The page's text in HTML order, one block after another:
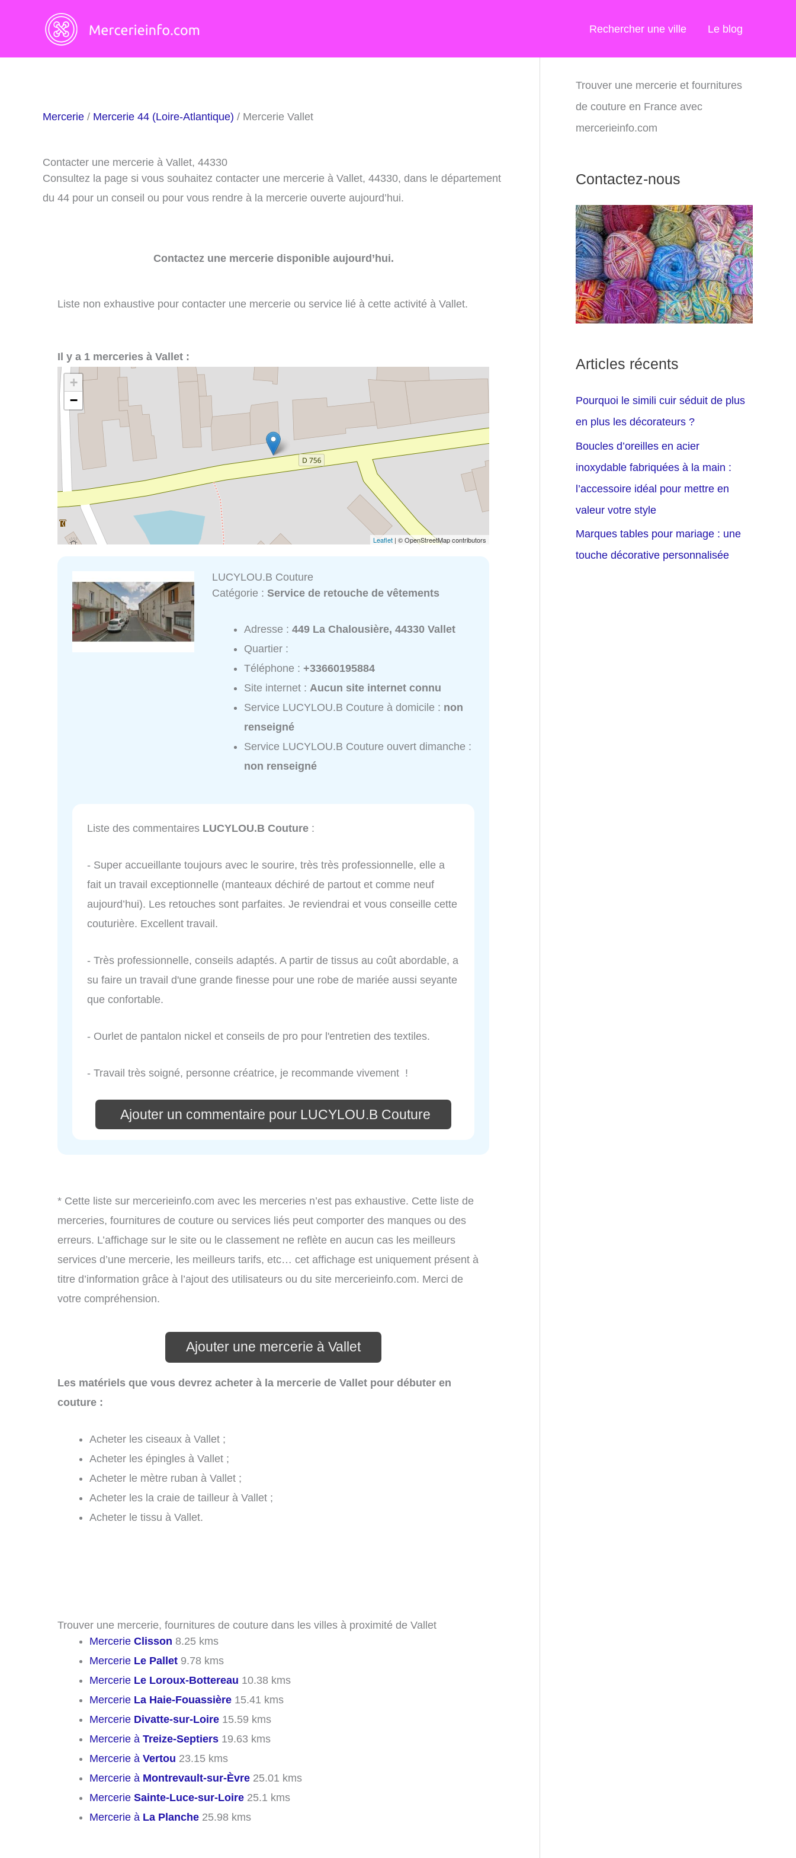
Rechercher une ville Le blog
Mercerie / Mercerie 44 (Loire-Atlantique) / Mercerie Vallet
Contacter une mercerie à Vallet, 44330
Consultez la page si vous souhaitez contacter une mercerie à Vallet, 44330, dans le département
du 44 pour un conseil ou pour vous rendre à la mercerie ouverte aujourd’hui.
Contactez une mercerie disponible aujourd’hui.
Liste non exhaustive pour contacter une mercerie ou service lié à cette activité à Vallet.
Il y a 1 merceries à Vallet :
+
−
Leaflet | © OpenStreetMap contributors
LUCYLOU.B Couture
Catégorie :Service de retouche de vêtements
Adresse :449 La Chalousière, 44330 Vallet
Quartier :
Téléphone :+33660195884
Site internet :Aucun site internet connu
Service LUCYLOU.B Couture à domicile : non
renseigné
Service LUCYLOU.B Couture ouvert dimanche :
non renseigné
Liste des commentaires LUCYLOU.B Couture :
- Super accueillante toujours avec le sourire, très très professionnelle, elle a
fait un travail exceptionnelle (manteaux déchiré de partout et comme neuf
aujourd’hui). Les retouches sont parfaites. Je reviendrai et vous conseille cette
couturière. Excellent travail.
- Très professionnelle, conseils adaptés. A partir de tissus au coût abordable, a
su faire un travail d'une grande finesse pour une robe de mariée aussi seyante
que confortable.
- Ourlet de pantalon nickel et conseils de pro pour l'entretien des textiles.
- Travail très soigné, personne créatrice, je recommande vivement !
Ajouter un commentaire pour LUCYLOU.B Couture
* Cette liste sur mercerieinfo.com avec les merceries n’est pas exhaustive. Cette liste de
merceries, fournitures de couture ou services liés peut comporter des manques ou des
erreurs. L’affichage sur le site ou le classement ne reflète en aucun cas les meilleurs
services d’une mercerie, les meilleurs tarifs, etc… cet affichage est uniquement présent à
titre d’information grâce à l’ajout des utilisateurs ou du site mercerieinfo.com. Merci de
votre compréhension.
Ajouter une mercerie à Vallet
Les matériels que vous devrez acheter à la mercerie de Vallet pour débuter en
couture :
Acheter les ciseaux à Vallet ;
Acheter les épingles à Vallet ;
Acheter le mètre ruban à Vallet ;
Acheter les la craie de tailleur à Vallet ;
Acheter le tissu à Vallet.
Trouver une mercerie, fournitures de couture dans les villes à proximité de Vallet
Mercerie Clisson 8.25 kms
Mercerie Le Pallet 9.78 kms
Mercerie Le Loroux-Bottereau 10.38 kms
Mercerie La Haie-Fouassière 15.41 kms
Mercerie Divatte-sur-Loire 15.59 kms
Mercerie à Treize-Septiers 19.63 kms
Mercerie à Vertou 23.15 kms
Mercerie à Montrevault-sur-Èvre 25.01 kms
Mercerie Sainte-Luce-sur-Loire 25.1 kms
Mercerie à La Planche 25.98 kms
Trouver une mercerie et fournitures
de couture en France avec
mercerieinfo.com
Contactez-nous
Articles récents
Pourquoi le simili cuir séduit de plus
en plus les décorateurs ?
Boucles d’oreilles en acier
inoxydable fabriquées à la main :
l’accessoire idéal pour mettre en
valeur votre style
Marques tables pour mariage : une
touche décorative personnalisée